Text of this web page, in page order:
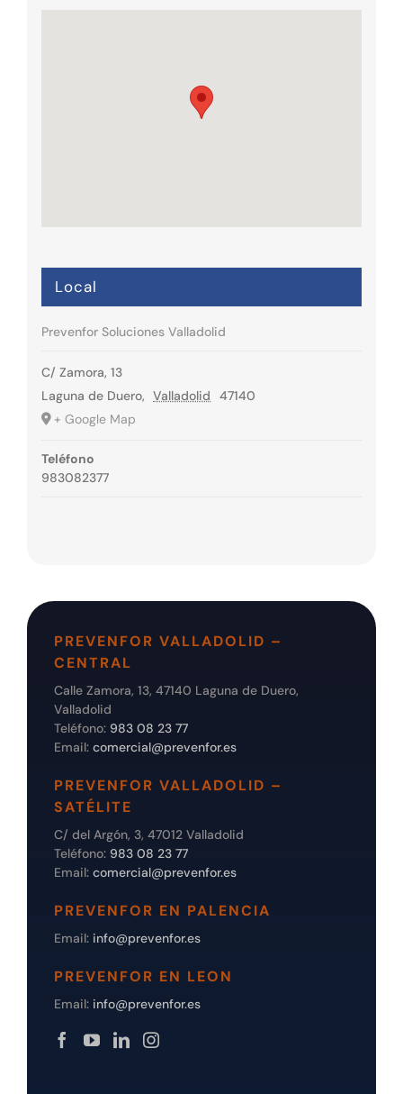
Local
Prevenfor Soluciones Valladolid
C/ Zamora, 13
Laguna de Duero, Valladolid
47140
+ Google Map
Teléfono
983082377
PREVENFOR VALLADOLID –
CENTRAL
Calle Zamora, 13, 47140 Laguna de Duero,
Valladolid
Teléfono: 983 08 23 77
Email: comercial@prevenfor.es
PREVENFOR VALLADOLID –
SATÉLITE
C/ del Argón, 3, 47012 Valladolid
Teléfono: 983 08 23 77
Email: comercial@prevenfor.es
PREVENFOR EN PALENCIA
Email: info@prevenfor.es
PREVENFOR EN LEON
Email: info@prevenfor.es